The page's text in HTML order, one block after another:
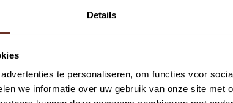
Details
te personaliseren, om functies voor
we informatie over uw gebruik van onze site met
kan eenvoudig en direct voor de deur
is.
doelgericht bezochte functies, zoals
de begane grond, gecombineerd met
object flexibel inzetbaar voor verschillende